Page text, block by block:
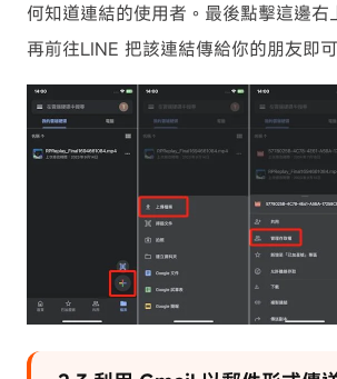
何知道連結的使用者。最後點擊這邊右
再前往LINE 把該連結傳給你的朋友即可